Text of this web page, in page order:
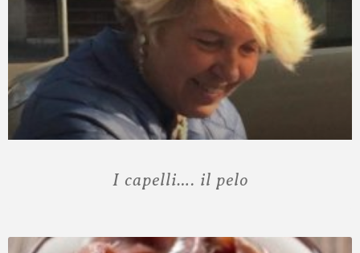
I capelli…. il pelo